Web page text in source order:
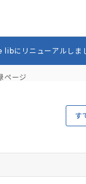
にリニューアルしま
ページ
す